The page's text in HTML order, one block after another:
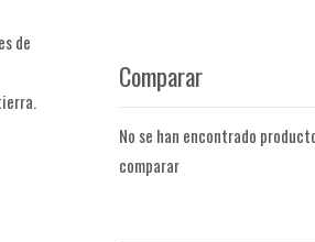
de
Comparar
No se han encontrado
comparar